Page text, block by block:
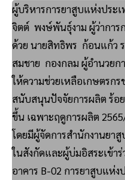
ผู้บริหารการยาสูบแห่งประ
จิตต์ พงษ์พันธุ์งาม ผู้ว่าการ
ด้วย นายสิทธิพร ก้อนแก้ว
สมชาย กองกลม ผู้อำนวยก
ให้ความช่วยเหลือเกษตรก
สนับสนุนปัจจัยการผลิต ร้อ
ขึ้น เฉพาะฤดูการผลิต
โดยมีผู้จัดการสำนักงานยา
ในสังกัดและผู้บ่มอิสระเข้า
อาคาร B-02 การยาสูบแห่